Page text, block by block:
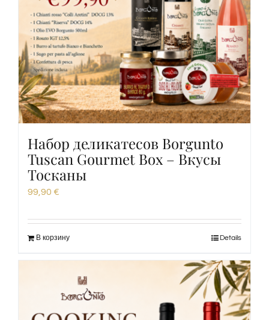
Набор деликатесов Borgunto
Tuscan Gourmet Box – Вкусы
Тосканы
99,90 €
В корзину Details